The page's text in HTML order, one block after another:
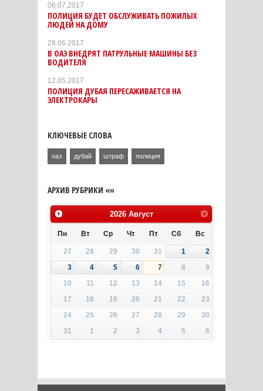
06.07.2017
ПОЛИЦИЯ БУДЕТ ОБСЛУЖИВАТЬ ПОЖИЛЫХ
ЛЮДЕЙ НА ДОМУ
28.06.2017
В ОАЭ ВНЕДРЯТ ПАТРУЛЬНЫЕ МАШИНЫ БЕЗ
ВОДИТЕЛЯ
12.05.2017
ПОЛИЦИЯ ДУБАЯ ПЕРЕСАЖИВАЕТСЯ НА
ЭЛЕКТРОКАРЫ
КЛЮЧЕВЫЕ СЛОВА
оаэ дубай штраф полиция
АРХИВ РУБРИКИ «»
2026 Август
Пн Вт Ср Чт Пт Сб Вс
27 28 29 30 31 1
2
3
4 5 6 7 8
9
10
11 12 13 14 15
16
17
18 19 20 21 22
23
24
25 26 27 28 29
30
31
1 2 3 4 5 6